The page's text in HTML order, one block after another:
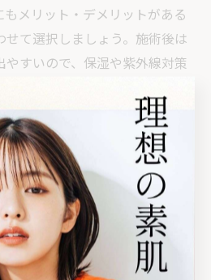
メリット・デメリットがある
せて選択しましょう。施術後は
すいので、保湿や紫外線対策
に行うことが大切です。
ハーブピーリング
ブピーリングに特化したエステ
着型のサロンでは、カウンセリ
ケアまで丁寧な対応が魅力で
にくくなった」「肌のキメが整
談が多く、リピーターも増加傾